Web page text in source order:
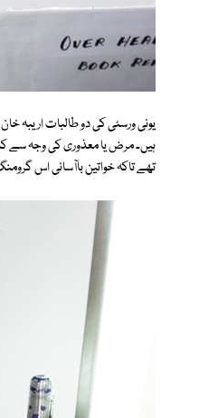
یونی ورسٹی کی دو طالبات اریبہ
ہیں۔ مرض یا معذوری کی وجہ سے
تھے تاکہ خواتین باآسانی اس